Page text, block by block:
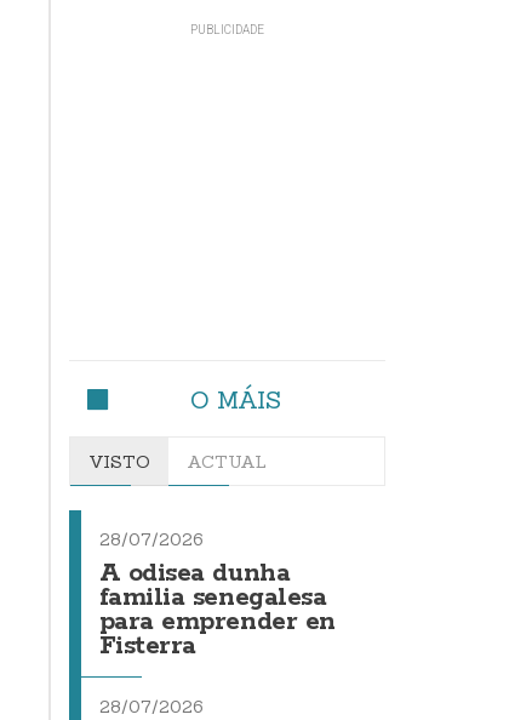
O MÁIS
VISTO ACTUAL
28/07/2026
A odisea dunha
familia senegalesa
para emprender en
Fisterra
28/07/2026